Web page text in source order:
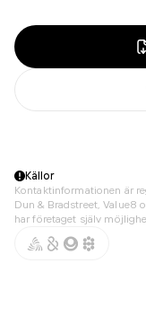
Källor
Kontaktinformationen är
Dun & Bradstreet, Value8
har företaget själv